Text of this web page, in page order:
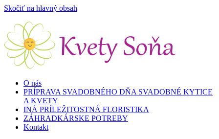
Skočiť na hlavný obsah
O nás
PRÍPRAVA SVADOBNÉHO DŇA SVADOBNÉ KYTICE
A KVETY
INÁ PRÍLEŽITOSTNÁ FLORISTIKA
ZÁHRADKÁRSKE POTREBY
Kontakt